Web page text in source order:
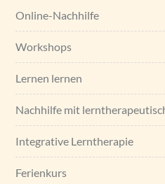
Online-Nachhilfe
Workshops
Lernen lernen
Nachhilfe mit
Integrative Lerntherapie
Ferienkurs